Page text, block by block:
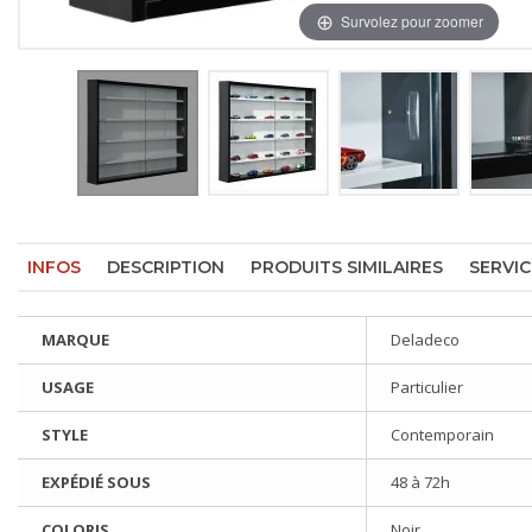
Survolez pour zoomer
INFOS DESCRIPTION PRODUITS SIMILAIRES
MARQUE Deladeco
USAGE Particulier
STYLE Contemporain
EXPÉDIÉ SOUS 48 à 72h